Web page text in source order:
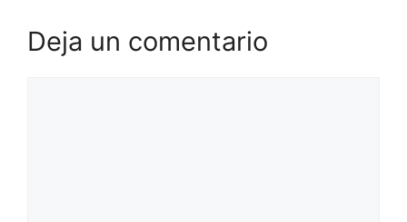
Deja un comentario